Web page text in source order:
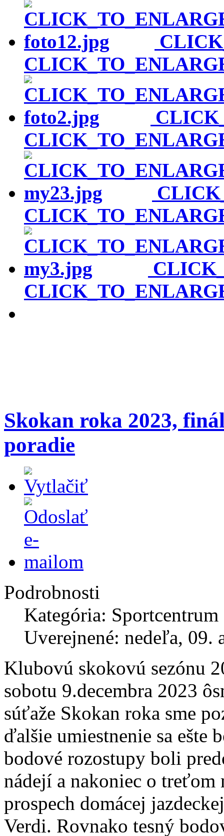
Skokan roka 2023,
poradie
Podrobnosti
Kategória: Sportcentrum
Uverejnené: nedeľa, 09.
Klubovú skokovú sezónu
sobotu 9.decembra 2023
súťaže Skokan roka sme
ďalšie umiestnenie sa ešte
bodové rozostupy boli
nádejí a nakoniec o
prospech domácej
Verdi. Rovnako tesný